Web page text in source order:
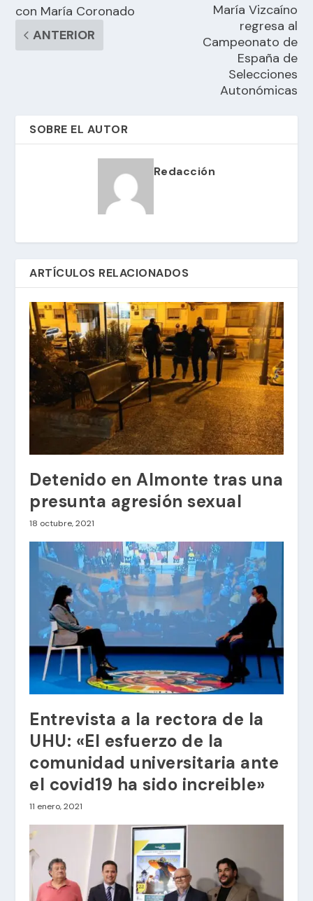
con María Coronado
ANTERIOR
María Vizcaíno
regresa al
Campeonato de
España de
Selecciones
Autonómicas
SOBRE EL AUTOR
Redacción
ARTÍCULOS RELACIONADOS
Detenido en Almonte tras una
presunta agresión sexual
18 octubre, 2021
Entrevista a la rectora de la
UHU: «El esfuerzo de la
comunidad universitaria ante
el covid19 ha sido increible»
11 enero, 2021